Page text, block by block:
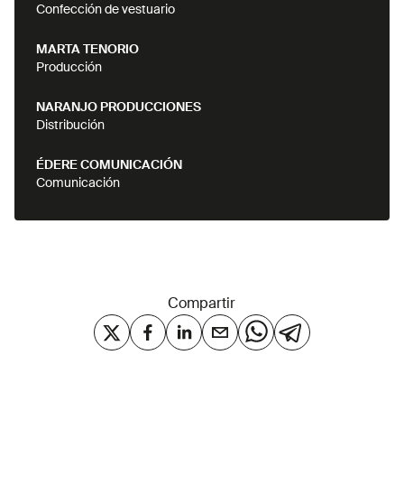
Confección de vestuario
MARTA TENORIO
Producción
NARANJO PRODUCCIONES
Distribución
ÉDERE COMUNICACIÓN
Comunicación
Compartir